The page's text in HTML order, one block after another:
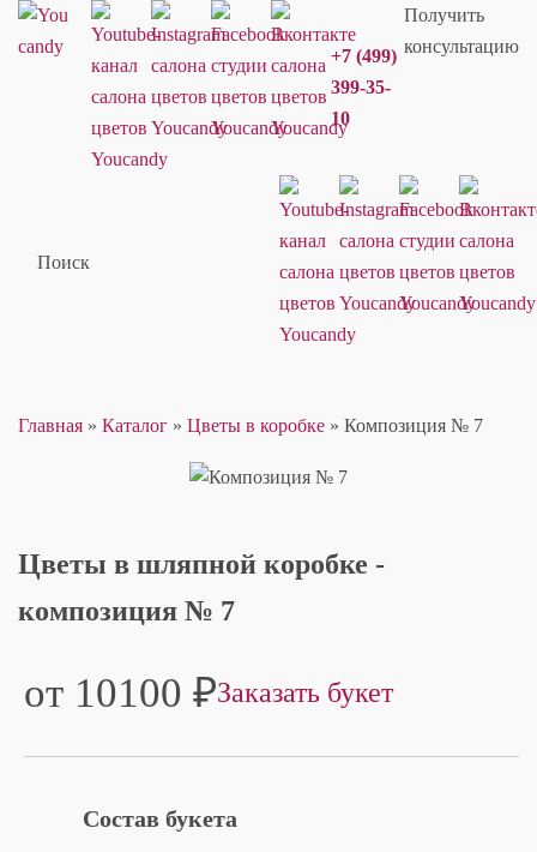
+7 (499)
399-35-
10
Получить
консультацию
Поиск
Главная » Каталог » Цветы в коробке » Композиция № 7
Цветы в шляпной коробке -
композиция № 7
от 10100 ₽Заказать букет
Состав букета